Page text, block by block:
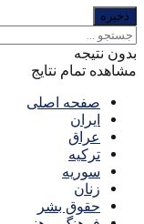
بدون نتیجه
مشاهده تمام نتایج
صفحه اصلی
ایران
عراق
ترکیه
سوریه
زنان
حقوق بشر